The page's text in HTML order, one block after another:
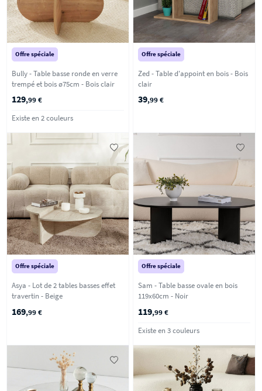
Offre spéciale
Bully - Table basse ronde en verre
trempé et bois ø75cm - Bois clair
129,99 €
Existe en 2 couleurs
Offre spéciale
Zed - Table d'appoint en bois - Bois
clair
39,99 €
Offre spéciale
Asya - Lot de 2 tables basses effet
travertin - Beige
169,99 €
Offre spéciale
Sam - Table basse ovale en bois
119x60cm - Noir
119,99 €
Existe en 3 couleurs